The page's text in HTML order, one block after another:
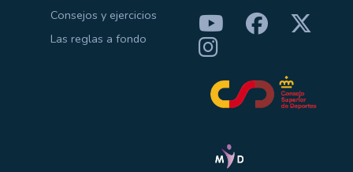
Consejos y ejercicios
Las reglas a fondo